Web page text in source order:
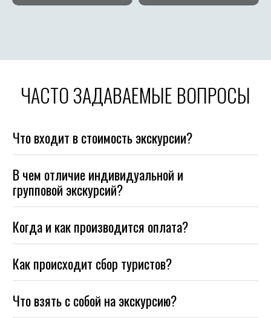
ЧАСТО ЗАДАВАЕМЫЕ ВОПРОСЫ
Что входит в стоимость экскурсии?
В чем отличие индивидуальной и
групповой экскурсий?
Когда и как производится оплата?
Как происходит сбор туристов?
Что взять с собой на экскурсию?